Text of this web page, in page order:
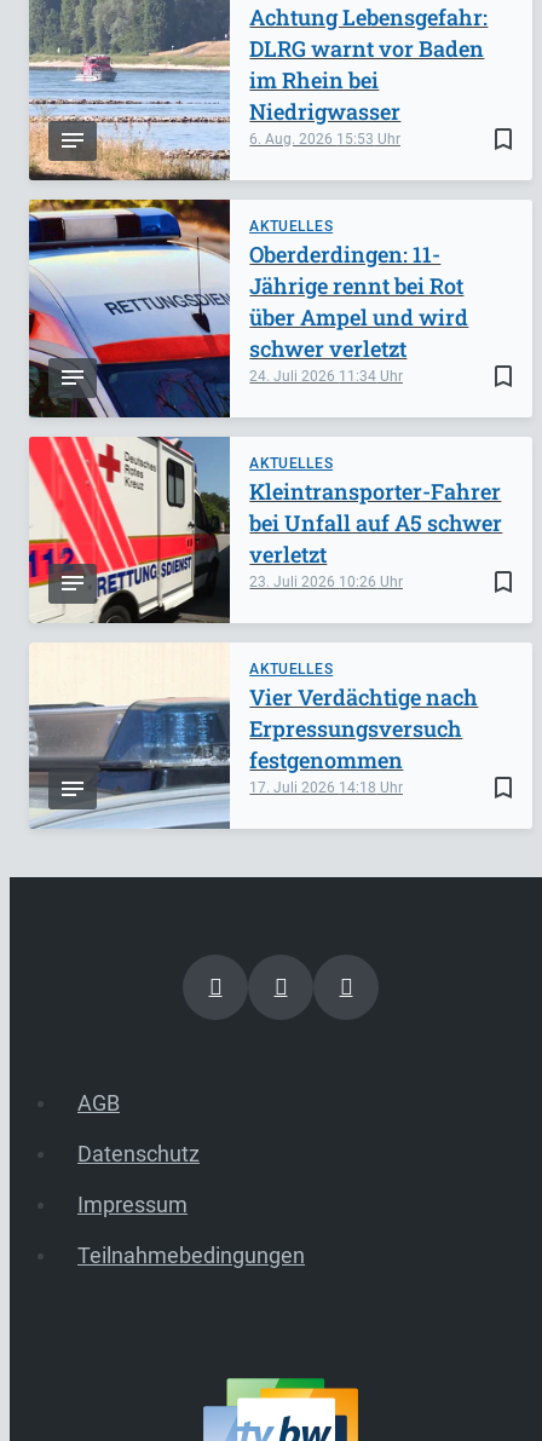
bookmark_border
6. Aug. 2026 15:53
Achtung Lebensgefahr:
DLRG warnt vor Baden
im Rhein bei
Niedrigwasser
AKTUELLES
bookmark_border
24. Juli 2026 11:34
Oberderdingen: 11-
Jährige rennt bei Rot
über Ampel und wird
schwer verletzt
AKTUELLES
bookmark_border
23. Juli 2026 10:26
Kleintransporter-Fahrer
bei Unfall auf A5 schwer
verletzt
AKTUELLES
bookmark_border
17. Juli 2026 14:18
Vier Verdächtige nach
Erpressungsversuch
festgenommen
AGB
Datenschutz
Impressum
Teilnahmebedingungen